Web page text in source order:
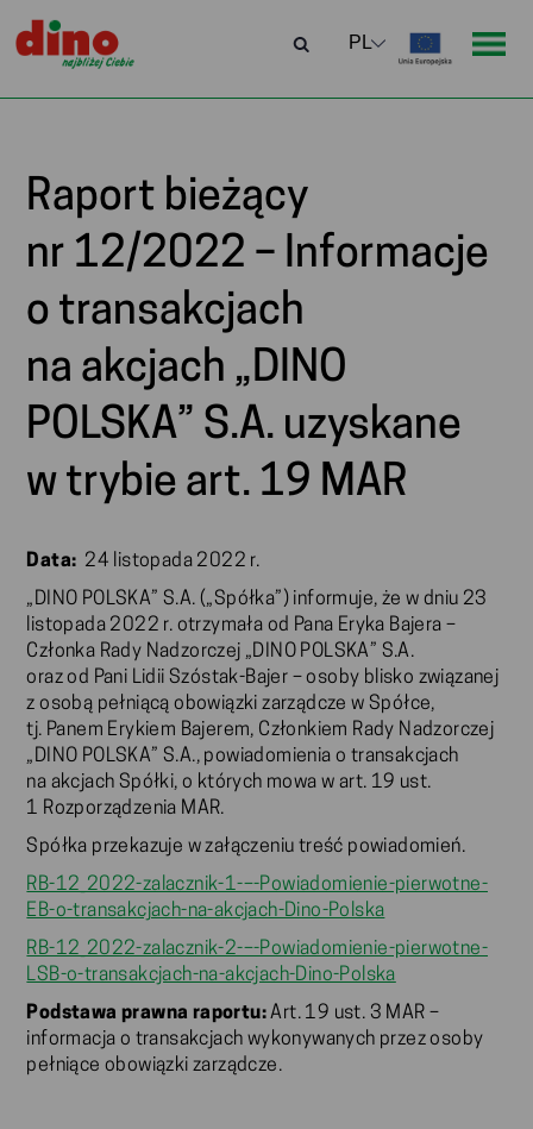
Raport bieżący
nr 12/2022 – Informacje
o transakcjach
na akcjach „DINO
POLSKA” S.A. uzyskane
w trybie art. 19 MAR
Data: 24 listopada 2022 r.
„DINO POLSKA” S.A. („Spółka”) informuje, że w dniu 23
listopada 2022 r. otrzymała od Pana Eryka Bajera –
Członka Rady Nadzorczej „DINO POLSKA” S.A.
oraz od Pani Lidii Szóstak-Bajer – osoby blisko związanej
z osobą pełniącą obowiązki zarządcze w Spółce,
tj. Panem Erykiem Bajerem, Członkiem Rady Nadzorczej
„DINO POLSKA” S.A., powiadomienia o transakcjach
na akcjach Spółki, o których mowa w art. 19 ust.
1 Rozporządzenia MAR.
Spółka przekazuje w załączeniu treść powiadomień.
RB-12_2022-zalacznik-1-–-Powiadomienie-pierwotne-
EB-o-transakcjach-na-akcjach-Dino-Polska
RB-12_2022-zalacznik-2-–-Powiadomienie-pierwotne-
LSB-o-transakcjach-na-akcjach-Dino-Polska
Podstawa prawna raportu:Art. 19 ust. 3 MAR –
informacja o transakcjach wykonywanych przez osoby
pełniące obowiązki zarządcze.